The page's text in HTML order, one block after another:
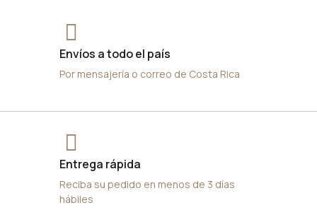
Envíos a todo el país
Por mensajería o correo de Costa Rica
Entrega rápida
Reciba su pedido en menos de 3 días
hábiles